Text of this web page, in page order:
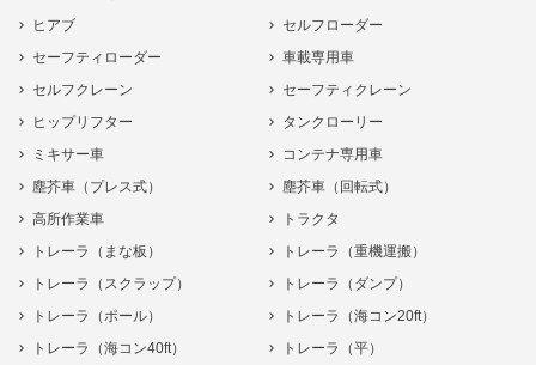
ヒアブ
セルフローダー
セーフティローダー
車載専用車
セルフクレーン
セーフティクレーン
ヒップリフター
タンクローリー
ミキサー車
コンテナ専用車
塵芥車（プレス式）
塵芥車（回転式）
高所作業車
トラクタ
トレーラ（まな板）
トレーラ（重機運搬）
トレーラ（スクラップ）
トレーラ（ダンプ）
トレーラ（ポール）
トレーラ（海コン20ft）
トレーラ（海コン40ft）
トレーラ（平）